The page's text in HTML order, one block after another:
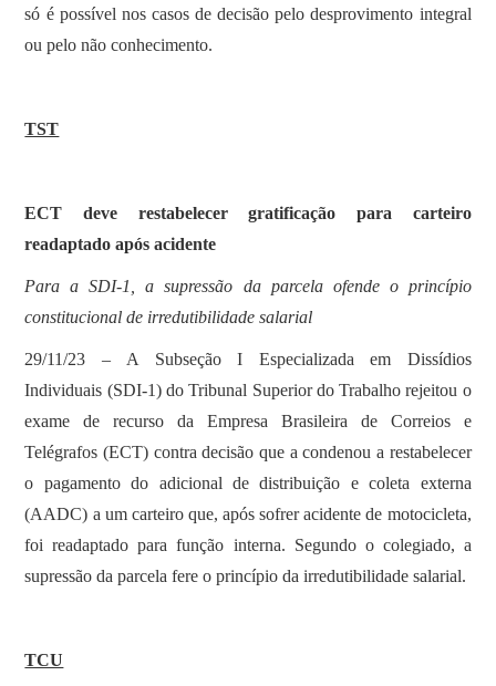
só é possível nos casos de decisão pelo desprovimento integral
ou pelo não conhecimento.
TST
ECT deve restabelecer gratificação para carteiro
readaptado após acidente
Para a SDI-1, a supressão da parcela ofende o princípio
constitucional de irredutibilidade salarial
29/11/23 – A Subseção I Especializada em Dissídios
Individuais (SDI-1) do Tribunal Superior do Trabalho rejeitou o
exame de recurso da Empresa Brasileira de Correios e
Telégrafos (ECT) contra decisão que a condenou a restabelecer
o pagamento do adicional de distribuição e coleta externa
(AADC) a um carteiro que, após sofrer acidente de motocicleta,
foi readaptado para função interna. Segundo o colegiado, a
supressão da parcela fere o princípio da irredutibilidade salarial.
TCU